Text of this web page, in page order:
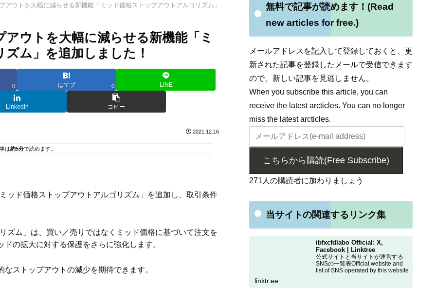
アウトを大幅に減らせる新機能「ミッド価格ストップアウトアルゴリズム」
ウトを大幅に減らせる新機能「ミ
ム」を追加しました！
0 はてブ 0 LINE
LinkedIn コピー
2021.12.16
は約5分で読めます。
ッド価格ストップアウトアルゴリズム」を追加し、取引条件
ズム」は、買い／売りではなくミッド価格に基づいて注文を
の拡大に対する保護をさらに強化します。
ストップアウトの減少を期待できます。
無料で記事が読めます！(Read
new articles for free.)
メールアドレスを記入して登録しておくと、更
新された記事を登録したメールで受信できます
ので、新しい記事を見逃しません。
When you subscribe this article, you can
receive the latest arcticles. You can no longer
miss the latest arcticles.
こちらから購読(Free Subscribe)
271人の購読者に加わりましょう
当サイトの関連するリンク集
ibfxcfdlabo Official: X,
Facebook | Linktree
公式サイトと当サイトが運営する
SNSの一覧表Official website and
list of SNS operated by this website
linktr.ee